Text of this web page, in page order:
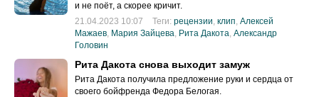
и не поёт, а скорее кричит.
21.04.2023 10:07
Теги: рецензии клип Алексей
Мажаев Мария Зайцева Рита Дакота Александр
Головин
Рита Дакота снова выходит замуж
Рита Дакота получила предложение руки и сердца от
своего бойфренда Федора Белогая.